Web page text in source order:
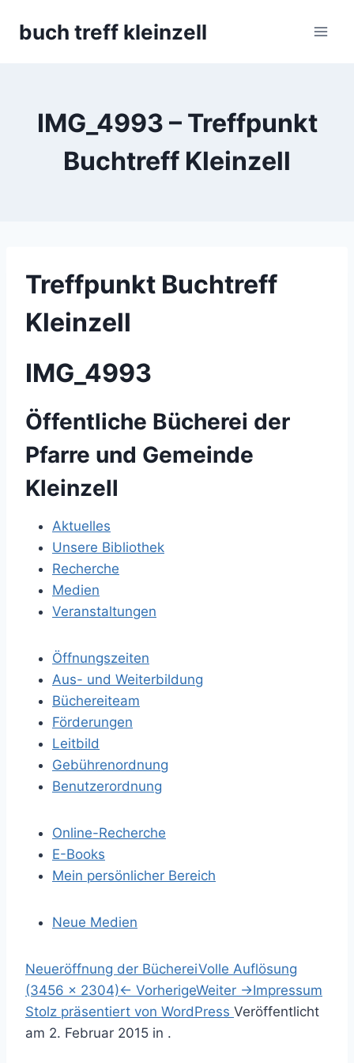
buch treff kleinzell
IMG_4993 – Treffpunkt
Buchtreff Kleinzell
Treffpunkt Buchtreff
Kleinzell
IMG_4993
Öffentliche Bücherei der
Pfarre und Gemeinde
Kleinzell
Aktuelles
Unsere Bibliothek
Recherche
Medien
Veranstaltungen
Öffnungszeiten
Aus- und Weiterbildung
Büchereiteam
Förderungen
Leitbild
Gebührenordnung
Benutzerordnung
Online-Recherche
E-Books
Mein persönlicher Bereich
Neue Medien
S
p
r
i
Neueröffnung der BüchereiVolle Auflösung
(3456 × 2304)← VorherigeWeiter →Impressum
Stolz präsentiert von WordPress S
Veröffentlicht
am 2. Februar 2015 in .